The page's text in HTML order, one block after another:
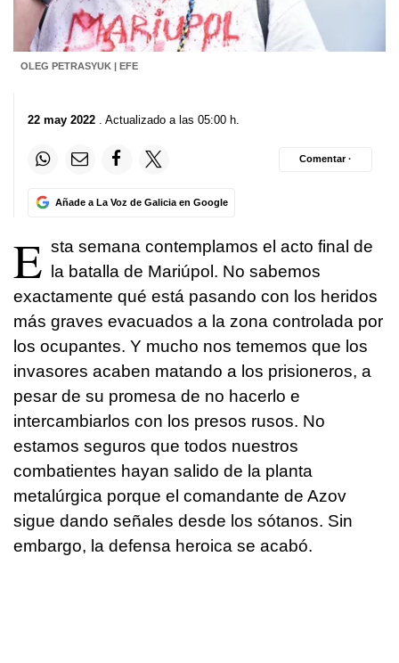
OLEG PETRASYUK | EFE
22 may 2022 . Actualizado a las 05:00 h.
Añade a La Voz de Galicia en Google
Comentar ·
E sta semana contemplamos el acto final de
la batalla de Mariúpol. No sabemos
exactamente qué está pasando con los heridos
más graves evacuados a la zona controlada por
los ocupantes. Y mucho nos tememos que los
invasores acaben matando a los prisioneros, a
pesar de su promesa de no hacerlo e
intercambiarlos con los presos rusos. No
estamos seguros que todos nuestros
combatientes hayan salido de la planta
metalúrgica porque el comandante de Azov
sigue dando señales desde los sótanos. Sin
embargo, la defensa heroica se acabó.